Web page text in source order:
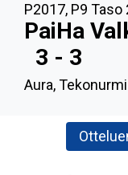
P2017, P9 Taso
PaiHa
3 - 3
Aura,